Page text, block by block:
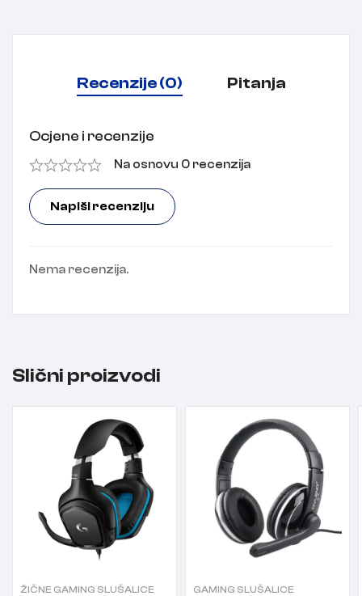
Recenzije (0) Pitanja
Ocjene i recenzije
Na osnovu 0 recenzija
Napiši recenziju
Nema recenzija.
Slični proizvodi
ŽIČNE GAMING SLUŠALICE
GAMING SLUŠALICE